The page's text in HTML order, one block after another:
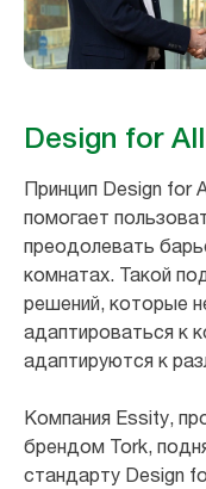
Design for All
Принцип Design for
помогает
преодолевать
комнатах. Такой
решений, которые
адаптироваться к
адаптируются к
Компания Essity,
брендом Tork,
стандарту Design